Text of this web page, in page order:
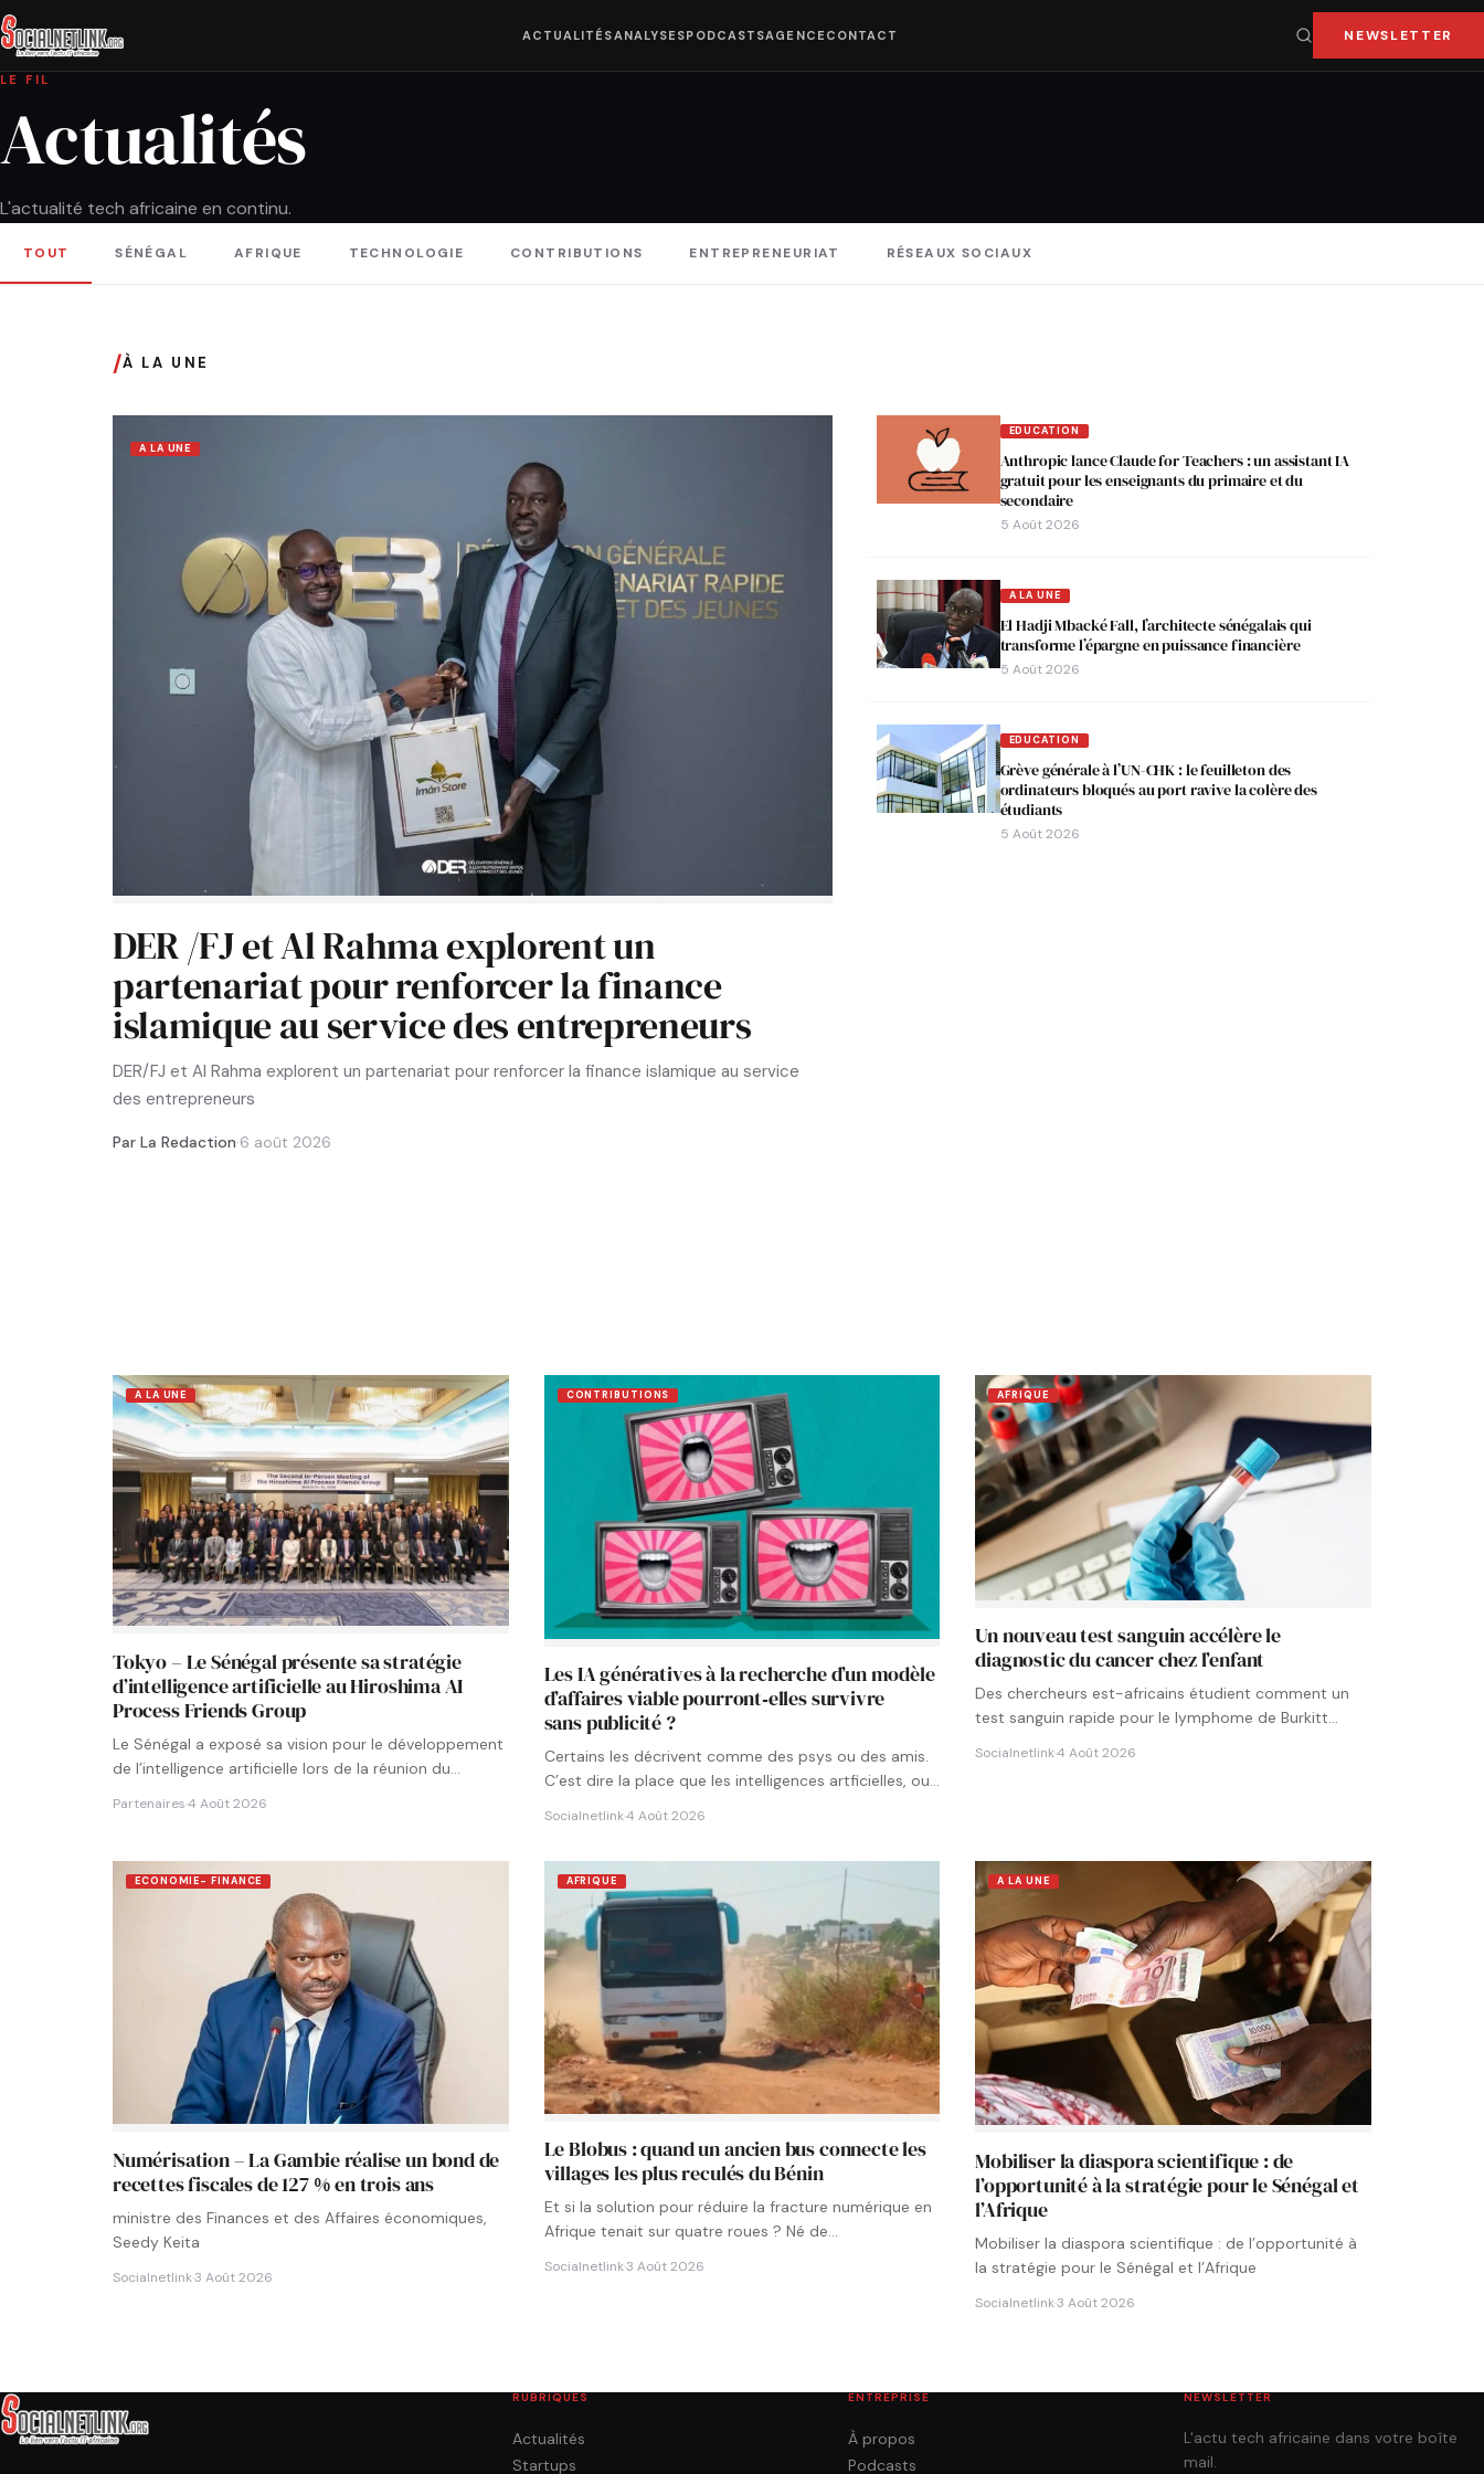
ACTUALITÉSANALYSESPODCASTSAGENCE CONTACT NEWSLETTER
LE FIL
Actualités
L'actualité tech africaine en continu.
TOUT SÉNÉGAL AFRIQUE TECHNOLOGIE CONTRIBUTIONS ENTREPRENEURIAT RÉSEAUX SOCIAUX
/À LA UNE
A LA UNE
DER /FJ et Al Rahma explorent un
partenariat pour renforcer la finance
islamique au service des entrepreneurs
DER/FJ et Al Rahma explorent un partenariat pour renforcer la finance islamique au service
des entrepreneurs
Par La Redaction·6 août 2026
EDUCATION
Anthropic lance Claude for Teachers : un assistant IA
gratuit pour les enseignants du primaire et du
secondaire
5 Août 2026
A LA UNE
El Hadji Mbacké Fall, l’architecte sénégalais qui
transforme l’épargne en puissance financière
5 Août 2026
EDUCATION
Grève générale à l’UN-CHK : le feuilleton des
ordinateurs bloqués au port ravive la colère des
étudiants
5 Août 2026
A LA UNE
Tokyo – Le Sénégal présente sa stratégie
d’intelligence artificielle au Hiroshima AI
Process Friends Group
Le Sénégal a exposé sa vision pour le développement
de l’intelligence artificielle lors de la réunion du
Partenaires·4 Août 2026
CONTRIBUTIONS
Les IA génératives à la recherche d’un modèle
d’affaires viable pourront‑elles survivre
sans publicité ?
Certains les décrivent comme des psys ou des amis.
C’est dire la place que les intelligences artficielles, ou…
Socialnetlink·4 Août 2026
AFRIQUE
Un nouveau test sanguin accélère le
diagnostic du cancer chez l’enfant
Des chercheurs est-africains étudient comment un
test sanguin rapide pour le lymphome de Burkitt
Socialnetlink·4 Août 2026
ECONOMIE- FINANCE
Numérisation – La Gambie réalise un bond de
recettes fiscales de 127 % en trois ans
ministre des Finances et des Affaires économiques,
Seedy Keita
Socialnetlink·3 Août 2026
AFRIQUE
Le Blobus : quand un ancien bus connecte les
villages les plus reculés du Bénin
Et si la solution pour réduire la fracture numérique en
Afrique tenait sur quatre roues ? Né de…
Socialnetlink·3 Août 2026
A LA UNE
Mobiliser la diaspora scientifique : de
l’opportunité à la stratégie pour le Sénégal et
l’Afrique
Mobiliser la diaspora scientifique : de l’opportunité à
la stratégie pour le Sénégal et l’Afrique
Socialnetlink·3 Août 2026
RUBRIQUES
Actualités
Startups
ENTREPRISE
À propos
Podcasts
NEWSLETTER
L'actu tech africaine dans votre boîte
mail.